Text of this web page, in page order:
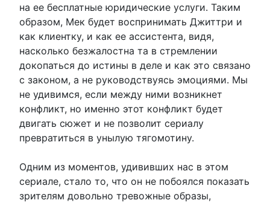
на ее бесплатные юридические услуги. Таким
образом, Мек будет воспринимать Джиттри и
как клиентку, и как ее ассистента, видя,
насколько безжалостна та в стремлении
докопаться до истины в деле и как это связано
с законом, а не руководствуясь эмоциями. Мы
не удивимся, если между ними возникнет
конфликт, но именно этот конфликт будет
двигать сюжет и не позволит сериалу
превратиться в унылую тягомотину.
Одним из моментов, удививших нас в этом
сериале, стало то, что он не побоялся показать
зрителям довольно тревожные образы,